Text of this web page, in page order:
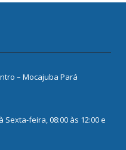
– Mocajuba Pará
feira, 08:00 às 12:00 e